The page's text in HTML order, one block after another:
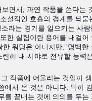
면서, 과연 작품을 쓴다는
설적인 호흡의 경계를 되묻
라는 경기를 일으키는 사
한 실험이란 용어를 내걸어
워딩은 아니지만, '명백한
히 내 시야로 전유할 능력
작품에 어울리는 것일까
서 온 것은 아니다. 특히
끝내는 것에 의의를 두는